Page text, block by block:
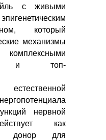
с живыми
который
механизмы
и топ-
нервной
как
донор для